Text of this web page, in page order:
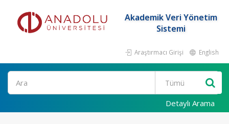
Akademik Veri Yönetim
Sistemi
Araştırmacı Girişi English
Ara
Detaylı Arama